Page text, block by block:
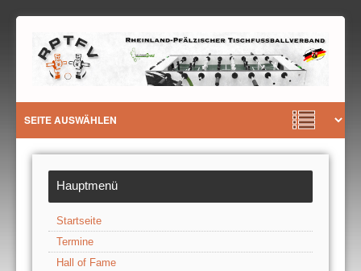
Hauptmenü
Startseite
Termine
Hall of Fame